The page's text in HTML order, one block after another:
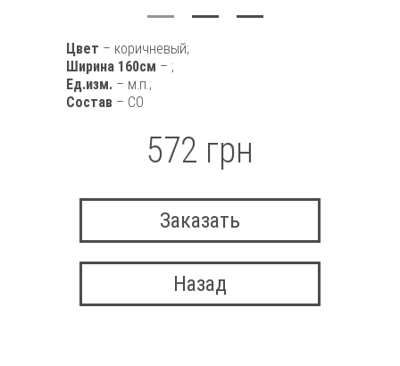
Цвет – коричневый;
Ширина 160см – ;
Ед.изм. – м.п.;
Состав – CO
572 грн
Заказать
Назад